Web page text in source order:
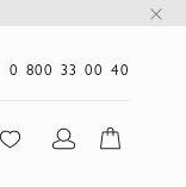
0 800 33 00 40